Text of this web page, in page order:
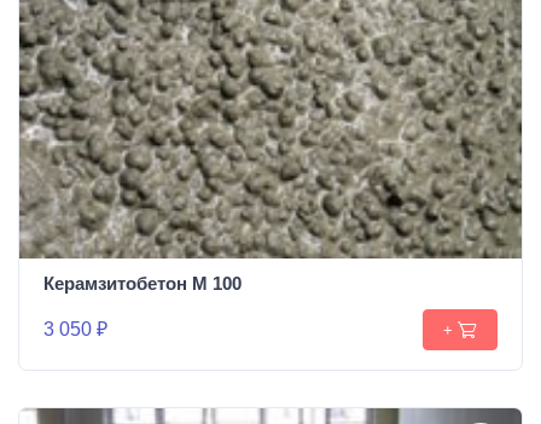
Керамзитобетон М 100
3 050 ₽ +